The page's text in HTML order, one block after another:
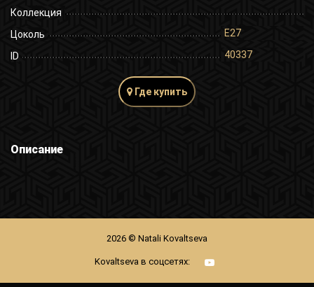
Коллекция
Цоколь
E27
ID 40337
Где купить
Описание
2026 © Natali Kovaltseva
Kovaltseva в соцсетях: